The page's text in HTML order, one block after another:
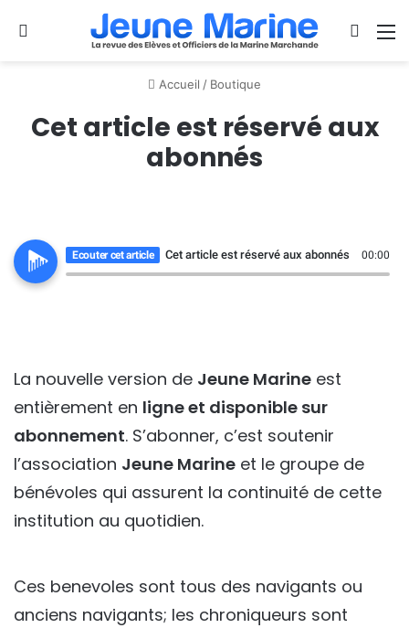
Se connecter
Accueil / Boutique
Cet article est réservé aux
abonnés
Ecouter cet article Cet article est réservé aux abonnés 00:00
La nouvelle version de Jeune Marine est
entièrement en ligne et disponible sur
abonnement. S’abonner, c’est soutenir
l’association Jeune Marine et le groupe de
bénévoles qui assurent la continuité de cette
institution au quotidien.
Ces benevoles sont tous des navigants ou
anciens navigants; les chroniqueurs sont